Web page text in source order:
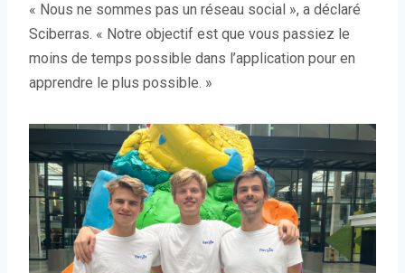
« Nous ne sommes pas un réseau social », a déclaré
Sciberras. « Notre objectif est que vous passiez le
moins de temps possible dans l’application pour en
apprendre le plus possible. »